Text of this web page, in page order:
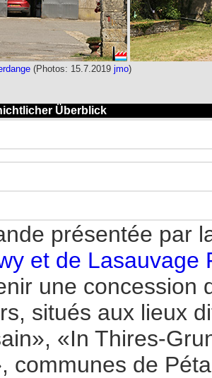
(Photos: 15.7.2019 jmo)
Überblick
présentée par
et de Lasauvage
une concession
situés aux lieux
«In Thires-
communes de